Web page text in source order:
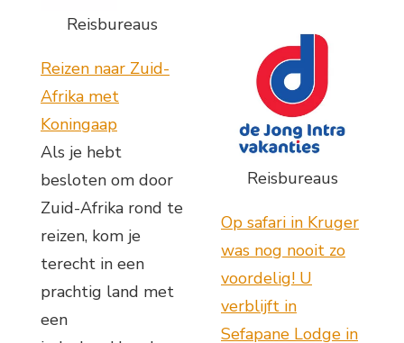
Reisbureaus
Reizen naar Zuid-
Afrika met
Koningaap
Als je hebt
besloten om door
Zuid-Afrika rond te
reizen, kom je
terecht in een
prachtig land met
een
Reisbureaus
Op safari in Kruger
was nog nooit zo
voordelig! U
verblijft in
Sefapane Lodge in